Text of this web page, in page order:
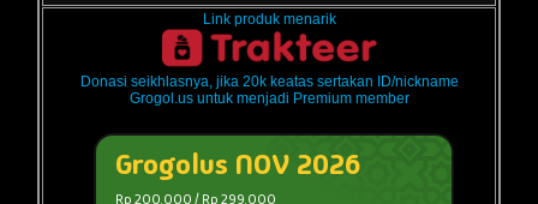
Link produk menarik
Donasi seikhlasnya, jika 20k keatas sertakan ID/nickname
Grogol.us untuk menjadi Premium member